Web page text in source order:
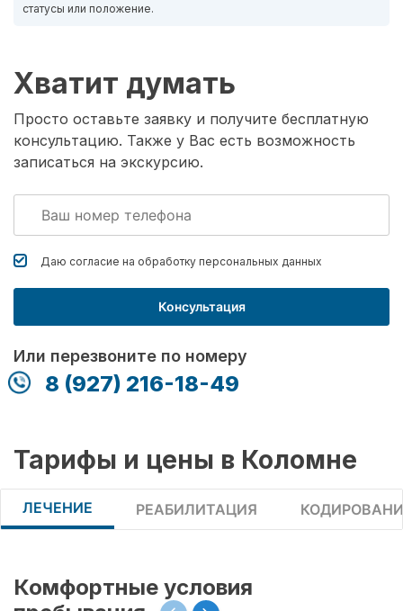
статусы или положение.
Хватит думать
Просто оставьте заявку и получите бесплатную
консультацию. Также у Вас есть возможность
записаться на экскурсию.
Даю согласие на обработку персональных данных
Консультация
Или перезвоните по номеру
8 (927) 216-18-49
Тарифы и цены в Коломне
ЛЕЧЕНИЕ РЕАБИЛИТАЦИЯ
Комфортные условия